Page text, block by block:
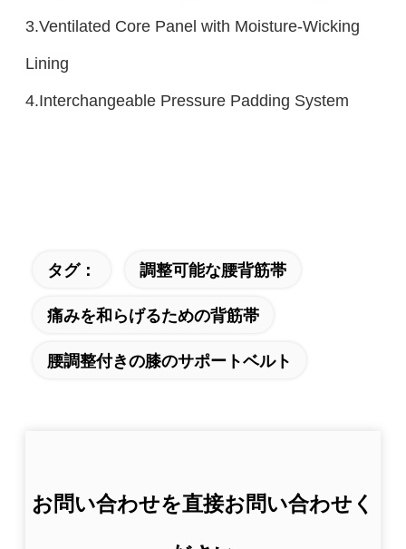
3.Ventilated Core Panel with Moisture-Wicking
Lining
4.Interchangeable Pressure Padding System
タグ： 調整可能な腰背筋帯
痛みを和らげるための背筋帯
腰調整付きの膝のサポートベルト
お問い合わせを直接お問い合わせく